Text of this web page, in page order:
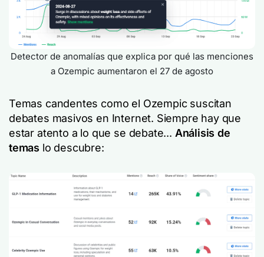
Detector de anomalías que explica por qué las menciones
a Ozempic aumentaron el 27 de agosto
Temas candentes como el Ozempic suscitan
debates masivos en Internet. Siempre hay que
estar atento a lo que se debate... Análisis de
temas lo descubre: